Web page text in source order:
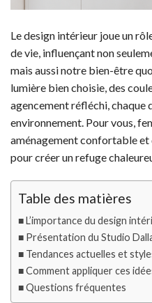
Le design intérieur joue un
de vie, influençant non
mais aussi notre bien-être
lumière bien choisie, des
agencement réfléchi,
environnement. Pour vous,
aménagement confortable
pour créer un refuge
Table des matières
L’importance du design
Présentation du Studio
Tendances actuelles et
Comment appliquer ces
Questions fréquentes